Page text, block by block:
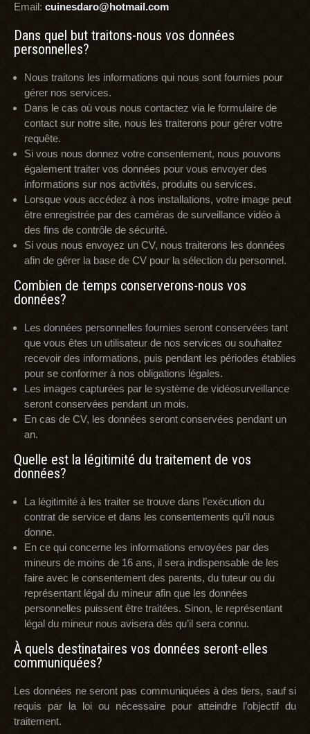
Email: cuinesdaro@hotmail.com
Dans quel but traitons-nous vos données
personnelles?
Nous traitons les informations qui nous sont fournies pour
gérer nos services.
Dans le cas où vous nous contactez via le formulaire de
contact sur notre site, nous les traiterons pour gérer votre
requête.
Si vous nous donnez votre consentement, nous pouvons
également traiter vos données pour vous envoyer des
informations sur nos activités, produits ou services.
Lorsque vous accédez à nos installations, votre image peut
être enregistrée par des caméras de surveillance vidéo à
des fins de contrôle de sécurité.
Si vous nous envoyez un CV, nous traiterons les données
afin de gérer la base de CV pour la sélection du personnel.
Combien de temps conserverons-nous vos
données?
Les données personnelles fournies seront conservées tant
que vous êtes un utilisateur de nos services ou souhaitez
recevoir des informations, puis pendant les périodes établies
pour se conformer à nos obligations légales.
Les images capturées par le système de vidéosurveillance
seront conservées pendant un mois.
En cas de CV, les données seront conservées pendant un
an.
Quelle est la légitimité du traitement de vos
données?
La légitimité à les traiter se trouve dans l’exécution du
contrat de service et dans les consentements qu’il nous
donne.
En ce qui concerne les informations envoyées par des
mineurs de moins de 16 ans, il sera indispensable de les
faire avec le consentement des parents, du tuteur ou du
représentant légal du mineur afin que les données
personnelles puissent être traitées. Sinon, le représentant
légal du mineur nous avisera dès qu’il sera connu.
À quels destinataires vos données seront-elles
communiquées?
Les données ne seront pas communiquées à des tiers, sauf si
requis par la loi ou nécessaire pour atteindre l’objectif du
traitement.